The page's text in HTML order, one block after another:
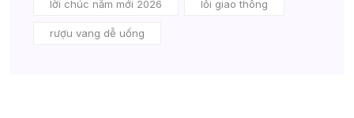
lời chúc năm mới 2026 lỗi giao thông
rượu vang dễ uống